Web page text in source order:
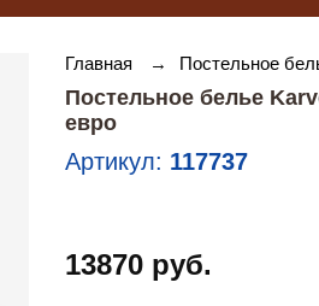
Главная → Постельное
Постельное белье
евро
Артикул: 117737
13870 руб.